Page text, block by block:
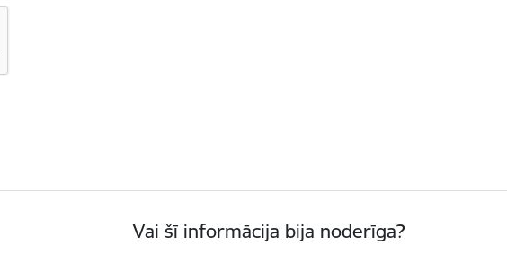
Vai šī informācija bija noderīga?